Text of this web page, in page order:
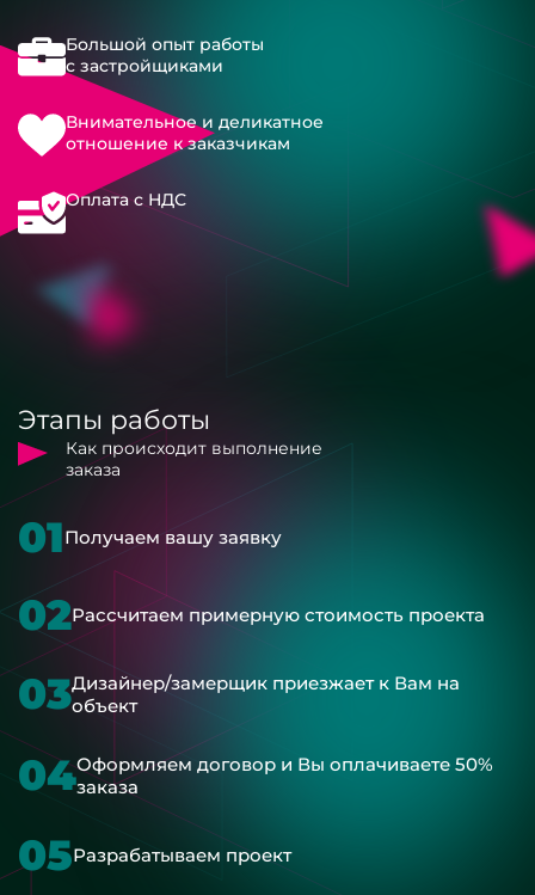
Большой опыт работы
с застройщиками
Внимательное и деликатное
отношение к заказчикам
Оплата с НДС
Этапы работы
Как происходит выполнение
заказа
01Получаем вашу заявку
02Рассчитаем примерную стоимость проекта
03Дизайнер/замерщик приезжает к Вам на
объект
04Оформляем договор и Вы оплачиваете 50%
заказа
05Разрабатываем проект